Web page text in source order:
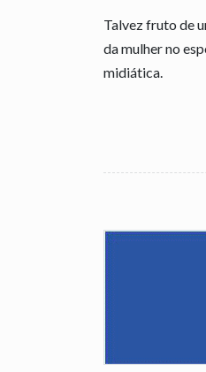
Talvez fruto de
da mulher no
midiática.